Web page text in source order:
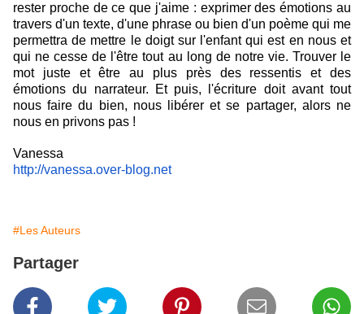
rester proche de ce que j'aime : exprimer des émotions au
travers d'un texte, d'une phrase ou bien d'un poème qui me
permettra de mettre le doigt sur l'enfant qui est en nous et
qui ne cesse de l'être tout au long de notre vie. Trouver le
mot juste et être au plus près des ressentis et des
émotions du narrateur. Et puis, l'écriture doit avant tout
nous faire du bien, nous libérer et se partager, alors ne
nous en privons pas !
Vanessa
http://vanessa.over-blog.net
#Les Auteurs
Partager